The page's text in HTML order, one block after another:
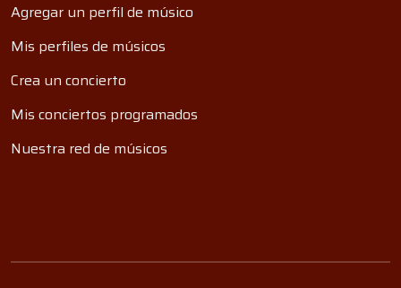
Agregar un perfil de músico
Mis perfiles de músicos
Crea un concierto
Mis conciertos programados
Nuestra red de músicos